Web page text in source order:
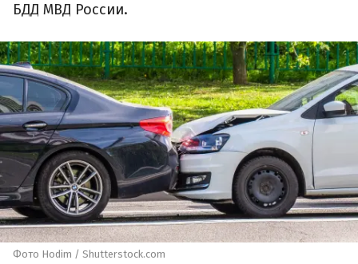
БДД МВД России.
Фото Hodim / Shutterstock.com